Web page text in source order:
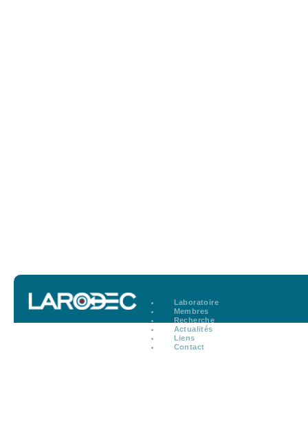
Laboratoire
Membres
Recherche
Actualités
Liens
Contact